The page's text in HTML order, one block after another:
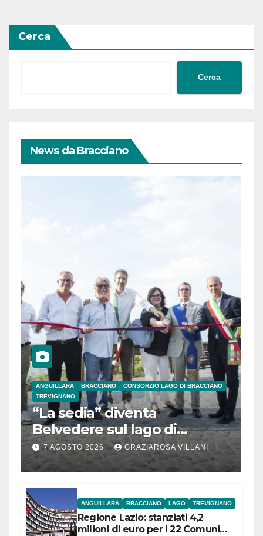
Cerca
Cerca
News da Bracciano
ANGUILLARA BRACCIANO
CONSORZIO LAGO DI BRACCIANO
TREVIGNANO
“La sedia” diventa
Belvedere sul lago di
Bracciano: ieri
l’inaugurazione
7 AGOSTO 2026 GRAZIAROSA VILLANI
ANGUILLARA BRACCIANO LAGO TREVIGNANO
Regione Lazio: stanziati 4,2
milioni di euro per i 22 Comuni